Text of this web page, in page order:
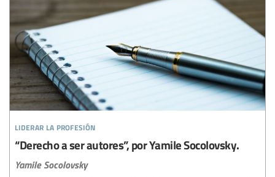
liderar la profesión
“Derecho a ser autores”, por Yamile Socolovsky.
Yamile Socolovsky